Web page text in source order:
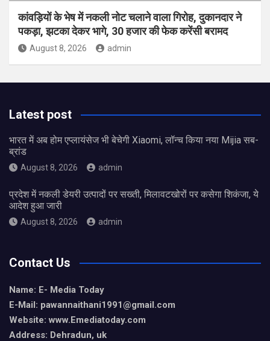
कांवड़ियों के भेष में नकली नोट चलाने वाला गिरोह, दुकानदार ने
पकड़ा, झटका देकर भागे, 30 हजार की फेक करेंसी बरामद
August 8, 2026 admin
Latest post
भारत में अब होम एप्लायंसेज भी बेचेगी Xiaomi, लॉन्च किया नया Mijia सब-
ब्रांड
August 8, 2026 admin
प्रदेश में नकली डेयरी उत्पादों पर सख्ती, मिलावटखोरों पर कसेगा शिकंजा, ये
आदेश हुआ जारी
August 8, 2026 admin
Contact Us
Name: E- Media Today
E-Mail: pawannaithani1991@gmail.com
Website: www.Emediatoday.com
Address: Dehradun, uk